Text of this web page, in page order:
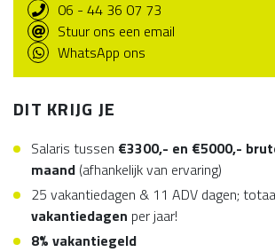
06 - 44 36 07 73
Stuur ons een email
WhatsApp ons
DIT KRIJG JE
Salaris tussen €3300,- en €5000,-
maand (afhankelijk van ervaring)
25 vakantiedagen & 11 ADV dagen;
vakantiedagen per jaar!
8% vakantiegeld